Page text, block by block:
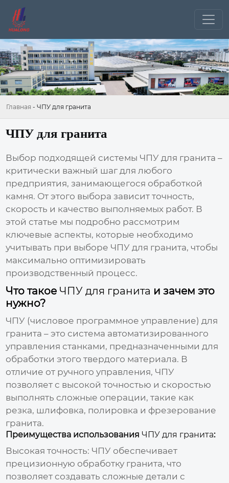
Главная - ЧПУ для гранита
ЧПУ для гранита
Выбор подходящей системы ЧПУ для гранита –
критически важный шаг для любого
предприятия, занимающегося обработкой
камня. От этого выбора зависит точность,
скорость и качество выполняемых работ. В
этой статье мы подробно рассмотрим
ключевые аспекты, которые необходимо
учитывать при выборе ЧПУ для гранита, чтобы
максимально оптимизировать
производственный процесс.
Что такое ЧПУ для гранита и зачем это
нужно?
ЧПУ (числовое программное управление) для
гранита – это система автоматизированного
управления станками, предназначенными для
обработки этого твердого материала. В
отличие от ручного управления, ЧПУ
позволяет с высокой точностью и скоростью
выполнять сложные операции, такие как
резка, шлифовка, полировка и фрезерование
гранита.
Преимущества использования ЧПУ для гранита:
Высокая точность: ЧПУ обеспечивает
прецизионную обработку гранита, что
позволяет создавать сложные детали с